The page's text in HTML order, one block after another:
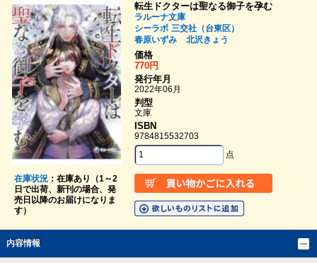
在庫状況：在庫あり（1～2
日で出荷、新刊の場合、発
売日以降のお届けになりま
す）
転生ドクターは聖なる御子を孕む
ラルーナ文庫
シーラボ 三交社（台東区）
春原いずみ
北沢きょう
価格
770円
発行年月
2022年06月
判型
文庫
ISBN
9784815532703
点
内容情報